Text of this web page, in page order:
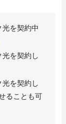
を契約中
を契約し
を契約し
ることも可